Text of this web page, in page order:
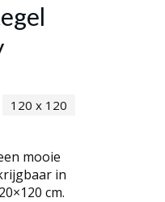
120 x 120
mooie
in
cm.